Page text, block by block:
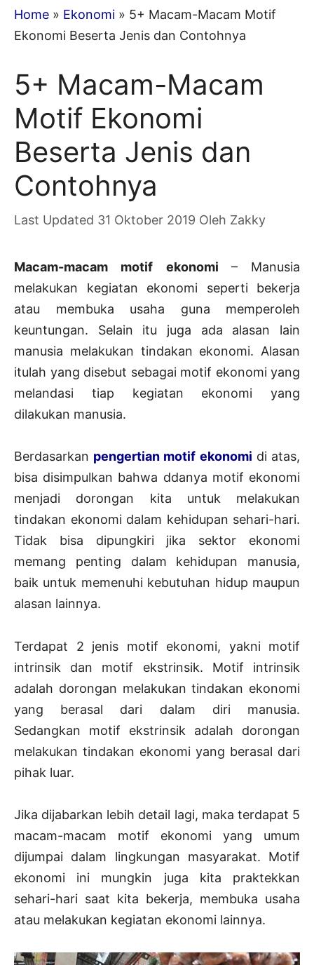
Home » Ekonomi » 5+ Macam-Macam Motif
Ekonomi Beserta Jenis dan Contohnya
5+ Macam-Macam
Motif Ekonomi
Beserta Jenis dan
Contohnya
31 Oktober 2019 Oleh Zakky
Macam-macam motif ekonomi – Manusia
melakukan kegiatan ekonomi seperti bekerja
atau membuka usaha guna memperoleh
keuntungan. Selain itu juga ada alasan lain
manusia melakukan tindakan ekonomi. Alasan
itulah yang disebut sebagai motif ekonomi yang
melandasi tiap kegiatan ekonomi yang
dilakukan manusia.
Berdasarkan pengertian motif ekonomi di atas,
bisa disimpulkan bahwa ddanya motif ekonomi
menjadi dorongan kita untuk melakukan
tindakan ekonomi dalam kehidupan sehari-hari.
Tidak bisa dipungkiri jika sektor ekonomi
memang penting dalam kehidupan manusia,
baik untuk memenuhi kebutuhan hidup maupun
alasan lainnya.
Terdapat 2 jenis motif ekonomi, yakni motif
intrinsik dan motif ekstrinsik. Motif intrinsik
adalah dorongan melakukan tindakan ekonomi
yang berasal dari dalam diri manusia.
Sedangkan motif ekstrinsik adalah dorongan
melakukan tindakan ekonomi yang berasal dari
pihak luar.
Jika dijabarkan lebih detail lagi, maka terdapat 5
macam-macam motif ekonomi yang umum
dijumpai dalam lingkungan masyarakat. Motif
ekonomi ini mungkin juga kita praktekkan
sehari-hari saat kita bekerja, membuka usaha
atau melakukan kegiatan ekonomi lainnya.